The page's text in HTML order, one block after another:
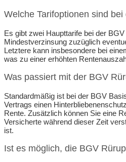
Welche Tarifoptionen sind
Es gibt zwei Haupttarife bei der
Mindestverzinsung zuzüglich
Letztere kann insbesondere bei
was zu einer erhöhten
Was passiert mit der BGV
Standardmäßig ist bei der BGV
Vertrags einen
Rente. Zusätzlich können Sie eine
Versicherte während dieser Zeit
ist.
Ist es möglich, die BGV